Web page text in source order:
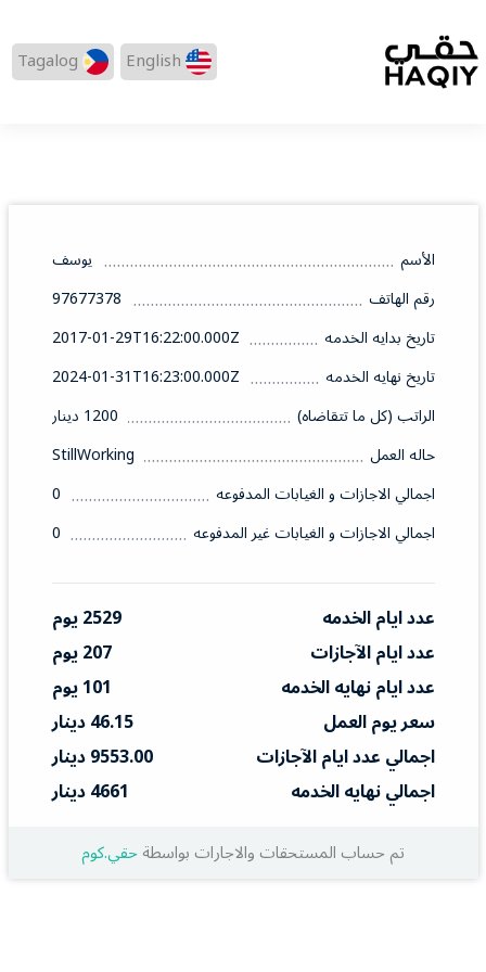
English
Tagalog
الأسم
يوسف
رقم الهاتف
97677378
تاريخ بدايه الخدمه
2017-01-29T16:22:00.000Z
تاريخ نهايه الخدمه
2024-01-31T16:23:00.000Z
الراتب (كل ما تتقاضاه)
1200 دينار
حاله العمل
StillWorking
اجمالي الاجازات و الغيابات المدفوعه
0
اجمالي الاجازات و الغيابات غير المدفوعه
0
عدد ايام الخدمه
2529 يوم
عدد ايام الآجازات
207 يوم
عدد ايام نهايه الخدمه
101 يوم
سعر يوم العمل
46.15 دينار
اجمالي عدد ايام الآجازات
9553.00 دينار
اجمالي نهايه الخدمه
4661 دينار
تم حساب المستحقات والاجارات بواسطةحقي.كوم